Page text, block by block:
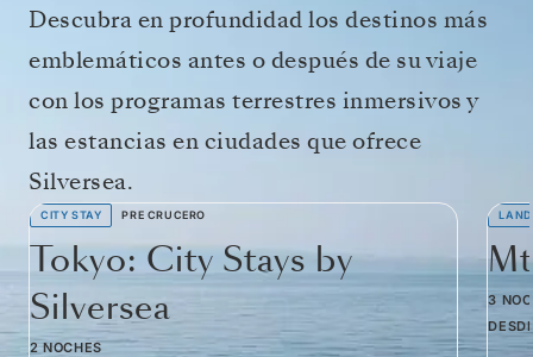
Descubra en profundidad los destinos más
emblemáticos antes o después de su viaje
con los programas terrestres inmersivos y
las estancias en ciudades que ofrece
Silversea.
CITY STAY PRE CRUCERO
Tokyo: City Stays by
Silversea
2 NOCHES
3